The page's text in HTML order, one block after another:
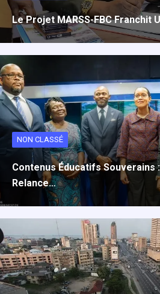
Le Projet MARSS-FBC Franchit
NON CLASSÉ
Contenus Éducatifs Souverains
Relance…